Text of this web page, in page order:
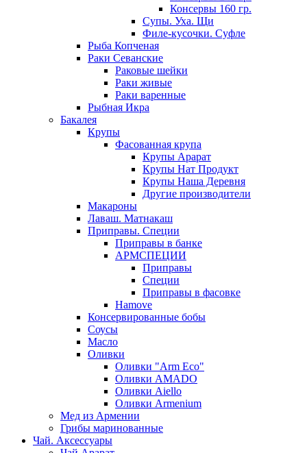
Консервы 160 гр.
Супы. Уха. Щи
Филе-кусочки. Суфле
Рыба Копченая
Раки Севанские
Раковые шейки
Раки живые
Раки варенные
Рыбная Икра
Бакалея
Крупы
Фасованная крупа
Крупы Арарат
Крупы Нат Продукт
Крупы Наша Деревня
Другие производители
Макароны
Лаваш. Матнакаш
Приправы. Специи
Приправы в банке
АРМСПЕЦИИ
Приправы
Специи
Приправы в фасовке
Hamove
Консервированные бобы
Соусы
Масло
Оливки
Оливки "Arm Eco"
Оливки AMADO
Оливки Aiello
Оливки Armenium
Мед из Армении
Грибы маринованные
Чай. Аксессуары